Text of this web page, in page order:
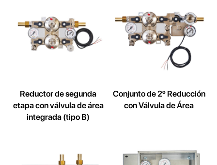
Reductor de segunda
etapa con válvula de área
integrada (tipo B)
Conjunto de 2º Reducción
con Válvula de Área